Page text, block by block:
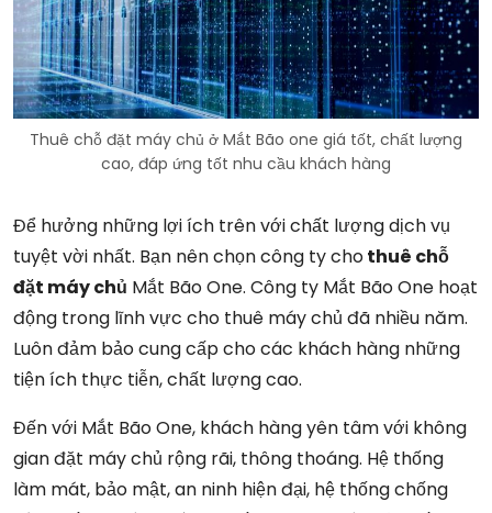
Thuê chỗ đặt máy chủ ở Mắt Bão one giá tốt, chất lượng
cao, đáp ứng tốt nhu cầu khách hàng
Để hưởng những lợi ích trên với chất lượng dịch vụ
tuyệt vời nhất. Bạn nên chọn công ty chothuê chỗ
đặt máy chủ Mắt Bão One. Công ty Mắt Bão One hoạt
động trong lĩnh vực cho thuê máy chủ đã nhiều năm.
Luôn đảm bảo cung cấp cho các khách hàng những
tiện ích thực tiễn, chất lượng cao.
Đến với Mắt Bão One, khách hàng yên tâm với không
gian đặt máy chủ rộng rãi, thông thoáng. Hệ thống
làm mát, bảo mật, an ninh hiện đại, hệ thống chống